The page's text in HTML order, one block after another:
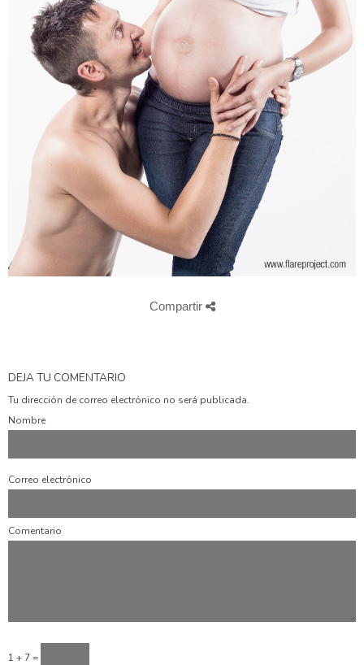
Compartir
DEJA TU COMENTARIO
Tu dirección de correo electrónico no será publicada.
Nombre
Correo electrónico
Comentario
1 + 7 =